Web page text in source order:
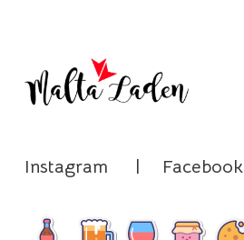
Instagram | Facebook